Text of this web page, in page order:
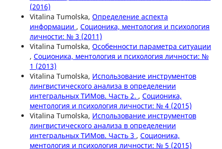
(2016)
Vitalina Tumolska, Определение аспекта
информации , Соционика, ментология и психология
личности: № 3 (2011)
Vitalina Tumolska, Особенности параметра ситуации
, Соционика, ментология и психология личности: №
1 (2013)
Vitalina Tumolska, Использование инструментов
лингвистического анализа в определении
интегральных ТИМов. Часть 2. , Соционика,
ментология и психология личности: № 4 (2015)
Vitalina Tumolska, Использование инструментов
лингвистического анализа в определении
интегральных ТИМов. Часть 3 , Соционика,
ментология и психология личности: № 5 (2015)